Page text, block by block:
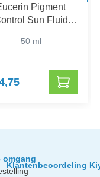
Pigment
Sun Fluid
50 ml
omgang
Klantenbeoordeling